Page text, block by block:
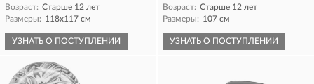
Возраст: Старше 12 лет
Размеры: 118х117 см
УЗНАТЬ О ПОСТУПЛЕНИИ
Возраст: Старше 12 лет
Размеры: 107 см
УЗНАТЬ О ПОСТУПЛЕНИИ